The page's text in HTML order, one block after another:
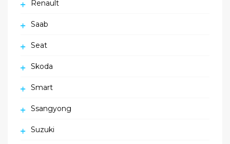
Renault
Saab
Seat
Skoda
Smart
Ssangyong
Suzuki